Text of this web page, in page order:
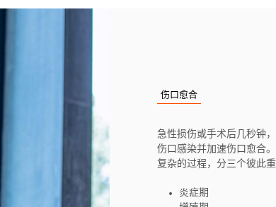
伤口愈合
急性损伤或手术后几秒钟
伤口感染并加速伤口愈合
复杂的过程，分三个彼此重
炎症期